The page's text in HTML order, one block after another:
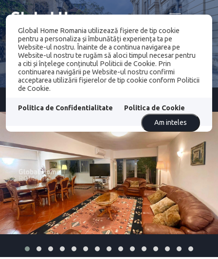
Global Home Romania utilizează fişiere de tip cookie
pentru a personaliza și îmbunătăți experiența ta pe
Website-ul nostru. Înainte de a continua navigarea pe
Website-ul nostru te rugăm să aloci timpul necesar pentru
a citi și înțelege conținutul Politicii de Cookie. Prin
continuarea navigării pe Website-ul nostru confirmi
acceptarea utilizării fişierelor de tip cookie conform Politicii
de Cookie.
Politica de Confidentialitate
Politica de Cookie
Am inteles